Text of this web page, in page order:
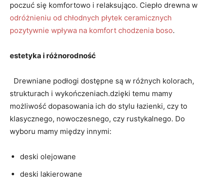
poczuć się komfortowo i ⁢relaksująco. Ciepło⁢ drewna w
odróżnieniu od chłodnych płytek ceramicznych⁢
pozytywnie wpływa na komfort ⁣chodzenia boso.
estetyka i różnorodność
⁢ ​ ‍Drewniane podłogi dostępne są w różnych kolorach,
strukturach i wykończeniach.dzięki temu mamy
możliwość dopasowania ⁣ich​ do⁢ stylu łazienki, ​czy to​
klasycznego, nowoczesnego, czy ⁤rustykalnego.‌ Do
wyboru mamy między innymi:
deski olejowane
deski lakierowane